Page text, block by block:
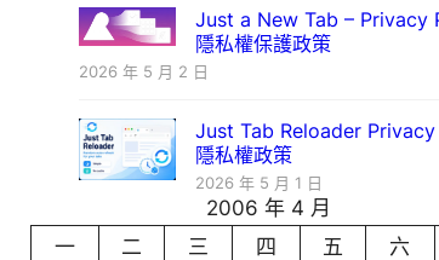
Just a New Tab – Privacy
隱私權保護政策
2026 年 5 月 2 日
Just Tab Reloader
隱私權政策
2026 年 5 月 1 日
2006 年 4 月
一
二 三 四 五 六